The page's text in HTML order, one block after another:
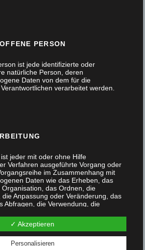
Müller in Bergisch Gladbach – das
Ende
2020
Müller – 25 Jahre – in Bergisch
Tischlerei ist ein
gegangen. Nicht so…
PERSON
ist jede identifizierte oder
natürliche Person, deren
Daten von dem für die
verarbeitet werden.
jeder mit oder ohne Hilfe
Verfahren ausgeführte Vorgang oder
im Zusammenhang mit
Daten wie das Erheben, das
Organisation, das Ordnen, die
die Anpassung oder Veränderung, das
Abfragen, die Verwendung, die
die Einschränkung, das Löschen oder
✓ Akzeptieren
Personalisieren